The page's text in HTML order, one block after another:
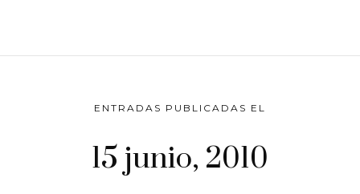
ENTRADAS PUBLICADAS EL
15 junio, 2010